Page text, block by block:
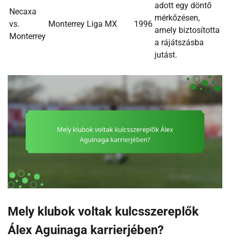
Necaxa
vs.
Monterrey
Monterrey Liga MX 1996
adott egy döntő
mérkőzésen,
amely biztosította
a rájátszásba
jutást.
Mely klubok voltak kulcsszereplők
Álex Aguinaga karrierjében?